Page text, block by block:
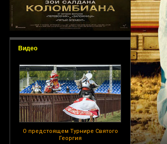
Видео
О предстоящем Турнире Святого
Георгия